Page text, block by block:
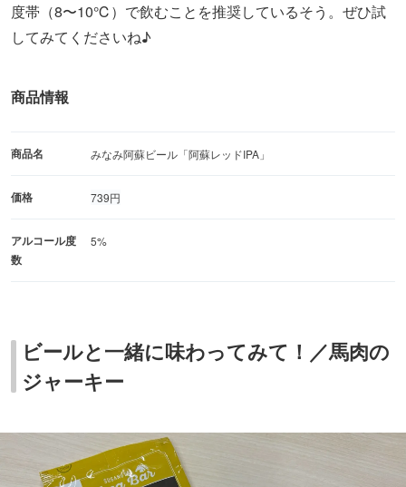
度帯（8〜10℃）で飲むことを推奨しているそう。ぜひ試
してみてくださいね♪
商品情報
商品名 みなみ阿蘇ビール「阿蘇レッドIPA」
価格 739円
アルコール度
数
5%
ビールと一緒に味わってみて！／馬肉の
ジャーキー